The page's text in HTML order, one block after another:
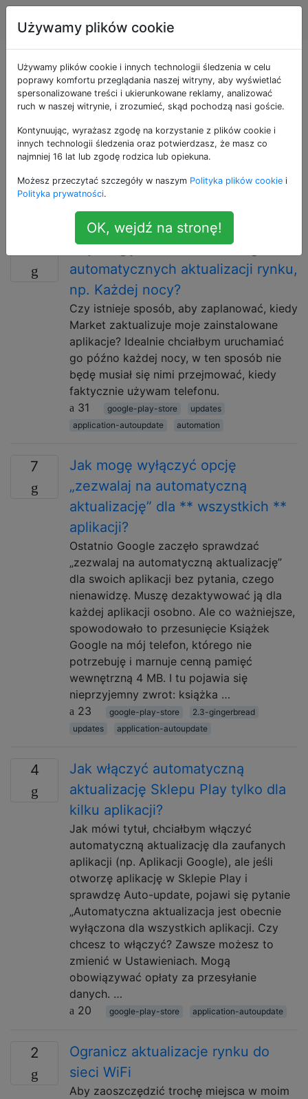
Android Tagi
Pytania otagowane
jako application-
autoupdate
Przez Google Play: gdy tylko aktualizacja będzie
dostępna, możesz ją automatycznie zainstalować na
swoim urządzeniu
Czy mogę ustawić harmonogram
automatycznych aktualizacji rynku,
np. Każdej nocy?
Czy istnieje sposób, aby zaplanować, kiedy
Market zaktualizuje moje zainstalowane
aplikacje? Idealnie chciałbym uruchamiać
go późno każdej nocy, w ten sposób nie
będę musiał się nimi przejmować, kiedy
faktycznie używam telefonu.
31
google-play-store
updates
application-autoupdate
automation
7
Jak mogę wyłączyć opcję
„zezwalaj na automatyczną
aktualizację” dla ** wszystkich **
aplikacji?
Ostatnio Google zaczęło sprawdzać
„zezwalaj na automatyczną aktualizację”
dla swoich aplikacji bez pytania, czego
nienawidzę. Muszę dezaktywować ją dla
każdej aplikacji osobno. Ale co ważniejsze,
spowodowało to przesunięcie Książek
Google na mój telefon, którego nie
potrzebuję i marnuje cenną pamięć
wewnętrzną 4 MB. I tu pojawia się
nieprzyjemny zwrot: książka …
23
google-play-store
2.3-gingerbread
updates
application-autoupdate
4
Jak włączyć automatyczną
aktualizację Sklepu Play tylko dla
kilku aplikacji?
Jak mówi tytuł, chciałbym włączyć
automatyczną aktualizację dla zaufanych
aplikacji (np. Aplikacji Google), ale jeśli
otworzę aplikację w Sklepie Play i
sprawdzę Auto-update, pojawi się pytanie
„Automatyczna aktualizacja jest obecnie
wyłączona dla wszystkich aplikacji. Czy
chcesz to włączyć? Zawsze możesz to
zmienić w Ustawieniach. Mogą
obowiązywać opłaty za przesyłanie
danych. …
20
google-play-store application-autoupdate
2
Ogranicz aktualizacje rynku do
sieci WiFi
Aby zaoszczędzić trochę miejsca w moim
Używamy plików cookie
Używamy plików cookie i innych technologii śledzenia w celu
poprawy komfortu przeglądania naszej witryny, aby wyświetlać
spersonalizowane treści i ukierunkowane reklamy, analizować
ruch w naszej witrynie, i zrozumieć, skąd pochodzą nasi goście.
Kontynuując, wyrażasz zgodę na korzystanie z plików cookie i
innych technologii śledzenia oraz potwierdzasz, że masz co
najmniej 16 lat lub zgodę rodzica lub opiekuna.
Możesz przeczytać szczegóły w naszym Polityka plików cookie i
Polityka prywatności.
OK, wejdź na stronę!